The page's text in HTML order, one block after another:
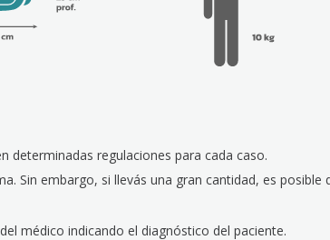
determinadas regulaciones para cada caso.
Sin embargo, si llevás una gran cantidad, es
médico indicando el diagnóstico del paciente.